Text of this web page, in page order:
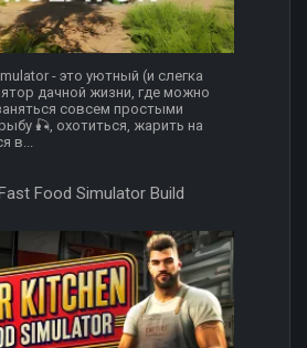
- это уютный (и слегка
дачной жизни, где можно
совсем простыми
🎣, охотиться, жарить на
в...
Food Simulator Build